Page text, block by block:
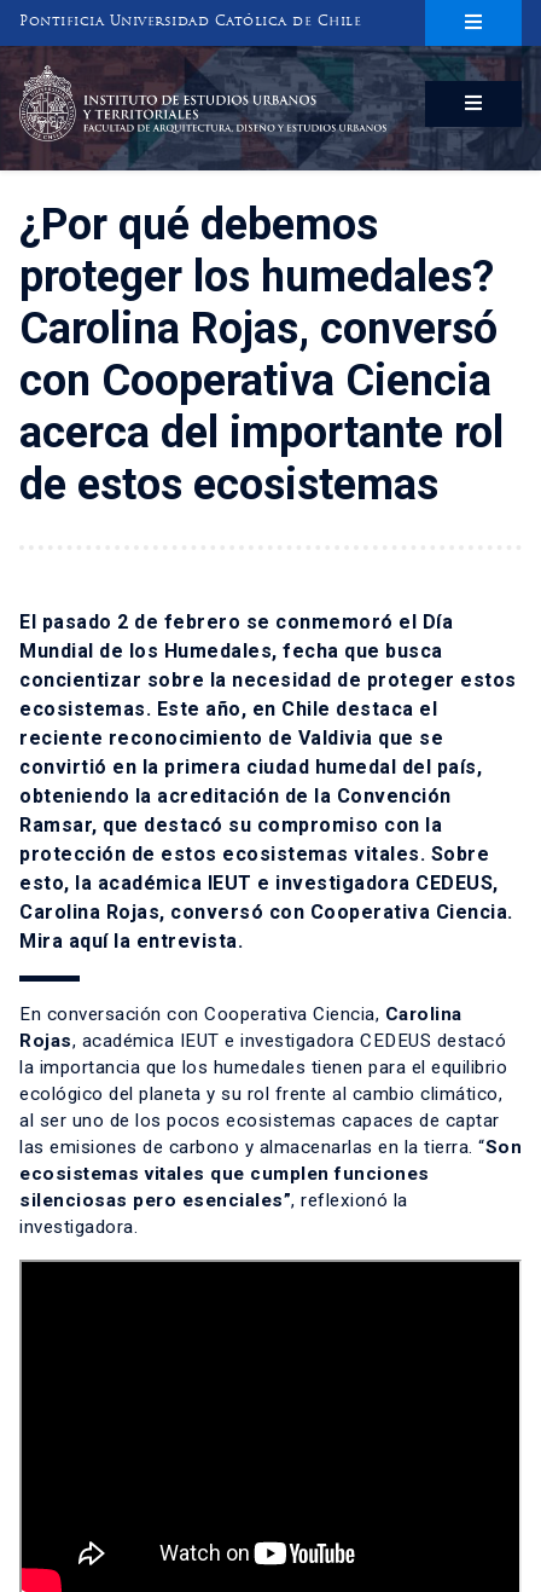
Pontificia Universidad Católica de Chile
INSTITUTO DE ESTUDIOS URBANOS
Y TERRITORIALES
FACULTAD DE ARQUITECTURA, DISEÑO Y ESTUDIOS URBANOS
¿Por qué debemos
proteger los humedales?
Carolina Rojas, conversó
con Cooperativa Ciencia
acerca del importante rol
de estos ecosistemas
El pasado 2 de febrero se conmemoró el Día
Mundial de los Humedales, fecha que busca
concientizar sobre la necesidad de proteger estos
ecosistemas. Este año, en Chile destaca el
reciente reconocimiento de Valdivia que se
convirtió en la primera ciudad humedal del país,
obteniendo la acreditación de la Convención
Ramsar, que destacó su compromiso con la
protección de estos ecosistemas vitales. Sobre
esto, la académica IEUT e investigadora CEDEUS,
Carolina Rojas, conversó con Cooperativa Ciencia.
Mira aquíla entrevista.
En conversación con Cooperativa Ciencia, Carolina
Rojas, académica IEUT e investigadora CEDEUS destacó
la importancia que los humedales tienen para el equilibrio
ecológico del planeta y su rol frente al cambio climático,
al ser uno de los pocos ecosistemas capaces de captar
las emisiones de carbono y almacenarlas en la tierra. “Son
ecosistemas vitales que cumplen funciones
silenciosas pero esenciales”, reflexionó la
investigadora.